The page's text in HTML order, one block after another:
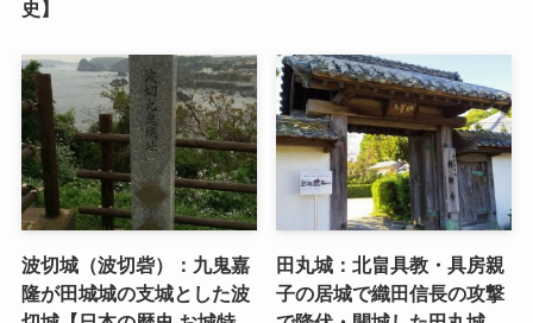
史】
波切城（波切砦）：九鬼嘉
隆が田城城の支城とした波
田丸城：北畠具教・具房親
子の居城で織田信長の攻撃